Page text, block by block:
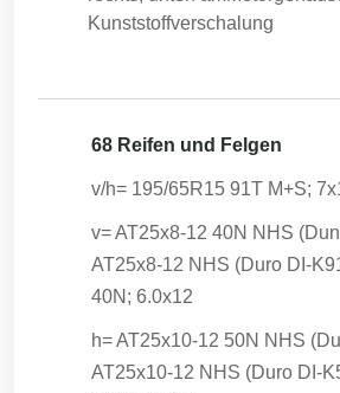
Kunststoffverschalung
68 Reifen und Felgen
v/h= 195/65R15 91T M+S;
v= AT25x8-12 40N NHS
AT25x8-12 NHS (Duro DI-
40N; 6.0x12
h= AT25x10-12 50N NHS
AT25x10-12 NHS (Duro DI-